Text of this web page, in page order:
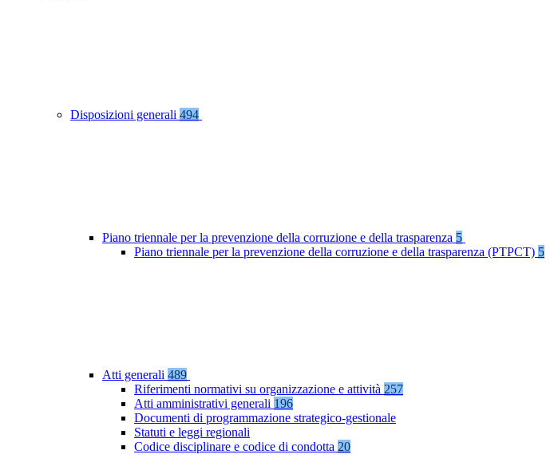
Disposizioni generali 494
Piano triennale per la prevenzione della corruzione e della trasparenza 5
Piano triennale per la prevenzione della corruzione e della trasparenza (PTPCT) 5
Atti generali 489
Riferimenti normativi su organizzazione e attività 257
Atti amministrativi generali 196
Documenti di programmazione strategico-gestionale
Statuti e leggi regionali
Codice disciplinare e codice di condotta 20